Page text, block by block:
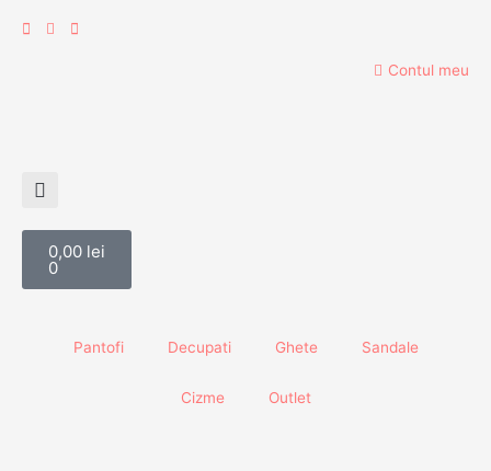
Contul meu
0,00 lei
0
Cart
Pantofi Decupati Ghete Sandale
Cizme Outlet